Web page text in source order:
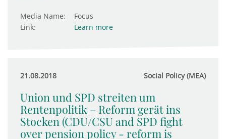
Media Name:
Focus
Link:
Learn more
21.08.2018 Social Policy (MEA)
Union und SPD streiten um
Rentenpolitik – Reform gerät ins
Stocken (CDU/CSU and SPD fight
over pension policy - reform is